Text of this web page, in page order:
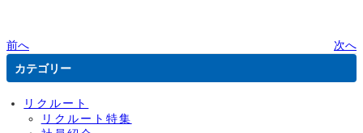
前へ
次へ
カテゴリー
リクルート
リクルート特集